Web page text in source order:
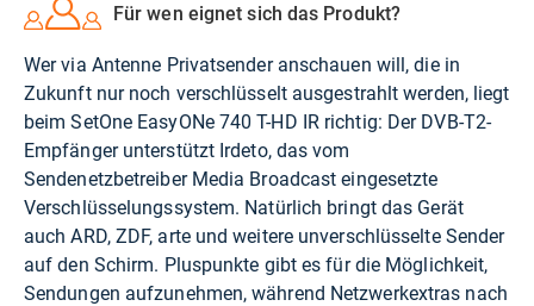
Für wen eignet sich das Produkt?
Wer via Antenne Privatsender anschauen will, die in
Zukunft nur noch verschlüsselt ausgestrahlt werden, liegt
beim SetOne EasyONe 740 T-HD IR richtig: Der DVB-T2-
Empfänger unterstützt Irdeto, das vom
Sendenetzbetreiber Media Broadcast eingesetzte
Verschlüsselungssystem. Natürlich bringt das Gerät
auch ARD, ZDF, arte und weitere unverschlüsselte Sender
auf den Schirm. Pluspunkte gibt es für die Möglichkeit,
Sendungen aufzunehmen, während Netzwerkextras nach